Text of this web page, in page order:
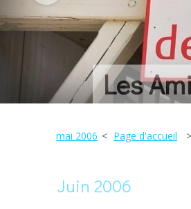
Une
mai 2006 Page d'accueil
Juin 2006